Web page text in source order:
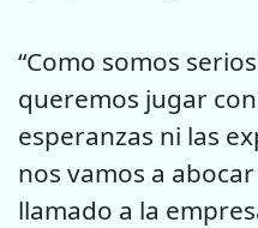
“Como somos
queremos jugar
esperanzas ni las
nos vamos a
llamado a la